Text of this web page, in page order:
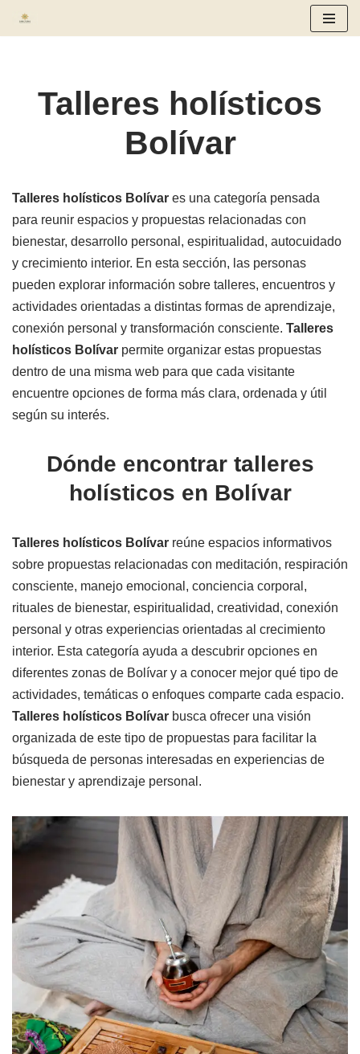
Talleres holísticos
Bolívar
Talleres holísticos Bolívar es una categoría pensada
para reunir espacios y propuestas relacionadas con
bienestar, desarrollo personal, espiritualidad, autocuidado
y crecimiento interior. En esta sección, las personas
pueden explorar información sobre talleres, encuentros y
actividades orientadas a distintas formas de aprendizaje,
conexión personal y transformación consciente. Talleres
holísticos Bolívar permite organizar estas propuestas
dentro de una misma web para que cada visitante
encuentre opciones de forma más clara, ordenada y útil
según su interés.
Dónde encontrar talleres
holísticos en Bolívar
Talleres holísticos Bolívar reúne espacios informativos
sobre propuestas relacionadas con meditación, respiración
consciente, manejo emocional, conciencia corporal,
rituales de bienestar, espiritualidad, creatividad, conexión
personal y otras experiencias orientadas al crecimiento
interior. Esta categoría ayuda a descubrir opciones en
diferentes zonas de Bolívar y a conocer mejor qué tipo de
actividades, temáticas o enfoques comparte cada espacio.
Talleres holísticos Bolívar busca ofrecer una visión
organizada de este tipo de propuestas para facilitar la
búsqueda de personas interesadas en experiencias de
bienestar y aprendizaje personal.